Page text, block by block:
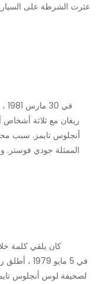
ريغان مع ثلاثة
أنجلوس تايمز. سبب
الممثلة جودي فوستر.
كان يلقي كلمة
في 5 مايو
لصحيفة لوس أنجلوس